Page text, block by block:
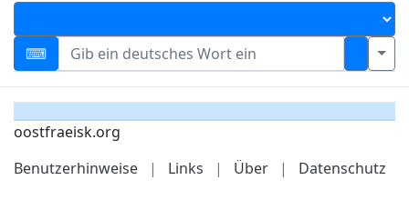
oostfraeisk.org
Benutzerhinweise
| Links | Über | Datenschutz